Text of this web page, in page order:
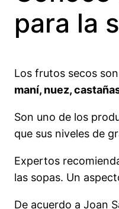
para la
Los frutos secos
maní, nuez,
Son uno de los
que sus niveles de
Expertos
las sopas. Un
De acuerdo a Joan